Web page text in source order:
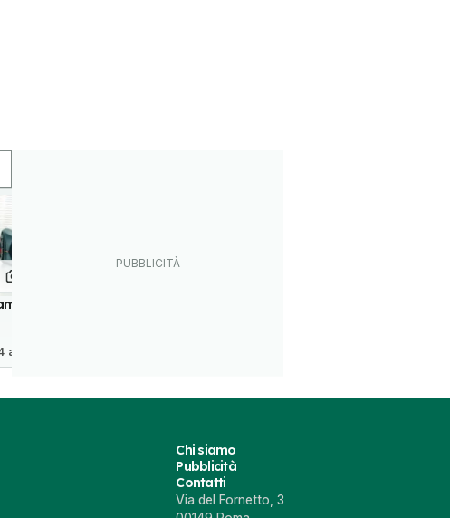
Terzo Millennio
ago 2019
Chi siamo
Pubblicità
Contatti
Via del Fornetto, 3